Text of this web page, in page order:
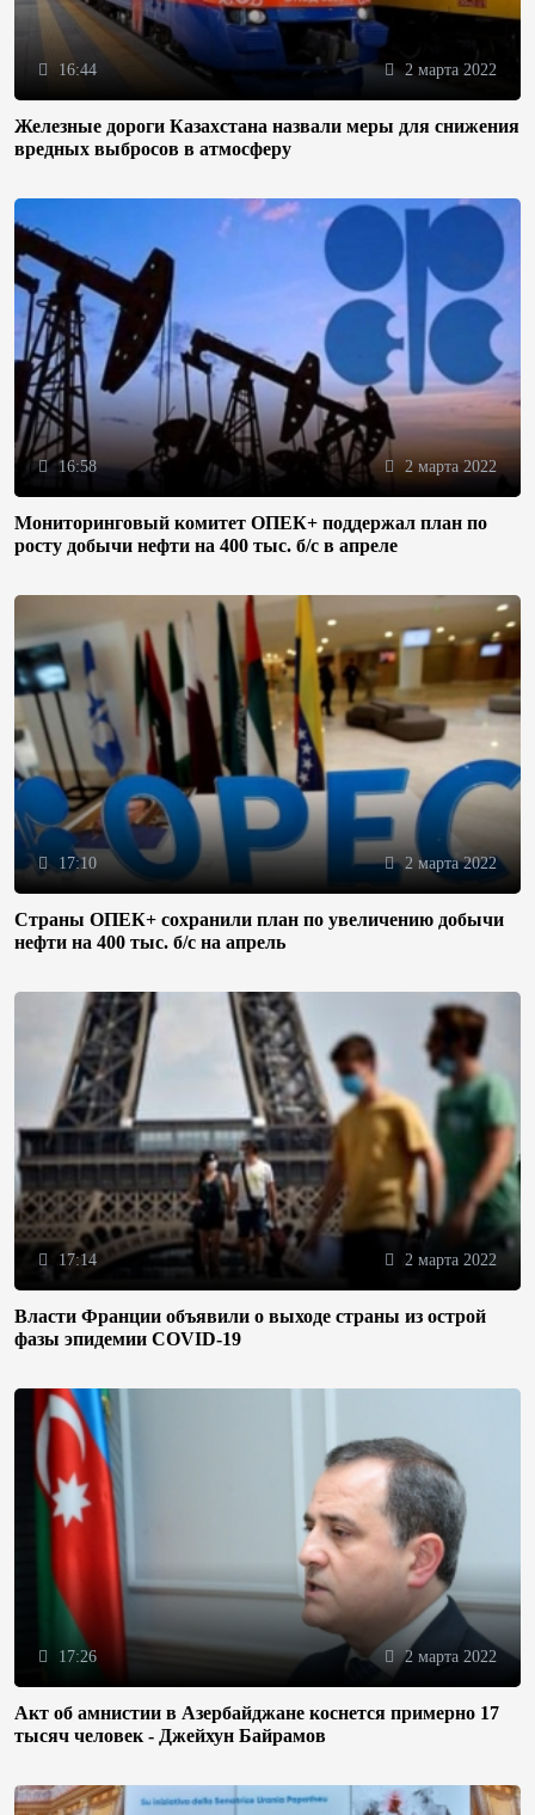
16:44 2 марта 2022
Железные дороги Казахстана назвали меры для снижения
вредных выбросов в атмосферу
16:58 2 марта 2022
Мониторинговый комитет ОПЕК+ поддержал план по
росту добычи нефти на 400 тыс. б/с в апреле
17:10 2 марта 2022
Страны ОПЕК+ сохранили план по увеличению добычи
нефти на 400 тыс. б/с на апрель
17:14 2 марта 2022
Власти Франции объявили о выходе страны из острой
фазы эпидемии COVID-19
17:26 2 марта 2022
Акт об амнистии в Азербайджане коснется примерно 17
тысяч человек - Джейхун Байрамов